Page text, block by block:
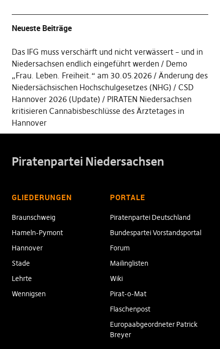
Neueste Beiträge
Das IFG muss verschärft und nicht verwässert – und in
Niedersachsen endlich eingeführt werden
Demo
„Frau. Leben. Freiheit.“ am 30.05.2026
Änderung des
Niedersächsischen Hochschulgesetzes (NHG)
CSD
Hannover 2026 (Update)
PIRATEN Niedersachsen
kritisieren Cannabisbeschlüsse des Ärztetages in
Hannover
Piratenpartei Niedersachsen
GLIEDERUNGEN
Braunschweig
Hameln-Pymont
Hannover
Stade
Lehrte
Wennigsen
PORTALE
Piratenpartei Deutschland
Bundespartei Vorstandsportal
Forum
Mailinglisten
Wiki
Pirat-o-Mat
Flaschenpost
Europaabgeordneter Patrick
Breyer